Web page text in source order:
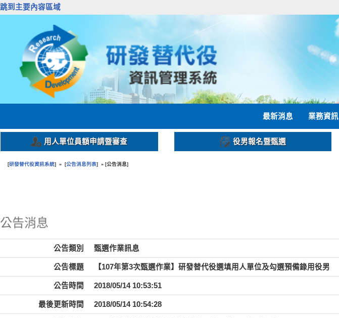
跳到主要內容區域
最新消息 業務資訊
用人單位員額申請暨審查 役男報名暨甄選
[研發替代役資訊系統] » [公告消息列表] » [公告消息]
公告消息
公告類別 甄選作業訊息
公告標題 【107年第3次甄選作業】研發替代役選填用人單位及勾選預備錄用役男
公告時間 2018/05/14 10:53:51
最後更新時間 2018/05/14 10:54:28